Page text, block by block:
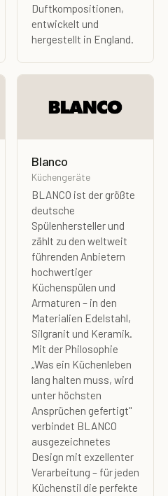
Duftkompositionen,
entwickelt und
hergestellt in England.
Blanco
Küchengeräte
BLANCO ist der größte
deutsche
Spülenhersteller und
zählt zu den weltweit
führenden Anbietern
hochwertiger
Küchenspülen und
Armaturen – in den
Materialien Edelstahl,
Silgranit und Keramik.
Mit der Philosophie
„Was ein Küchenleben
lang halten muss, wird
unter höchsten
Ansprüchen gefertigt"
verbindet BLANCO
ausgezeichnetes
Design mit exzellenter
Verarbeitung – für jeden
Küchenstil die perfekte